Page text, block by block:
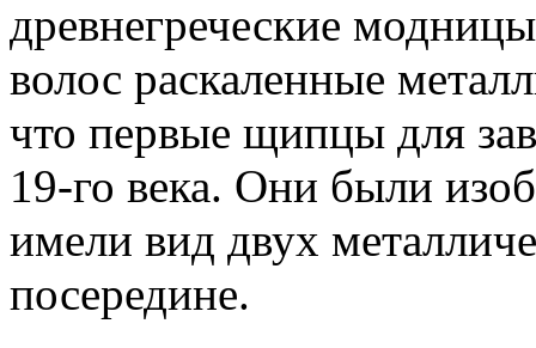
древнегреческие
волос раскаленные
что первые щипцы для
19-го века. Они были
имели вид двух
посередине.